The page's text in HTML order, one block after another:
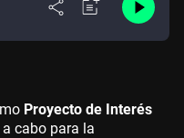
Proyecto de Interés
cabo para la